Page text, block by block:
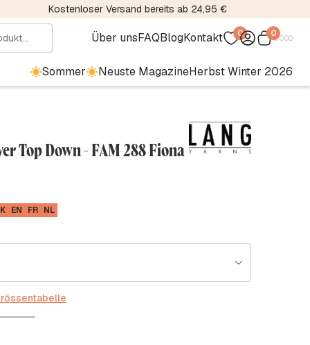
Kostenloser Versand bereits ab 24,95 €
Über unsFAQBlogKontakt 0 0€0.00
Sommer Neuste MagazineHerbst Winter 2026
Top Down - FAM 288 Fiona
EN FR NL